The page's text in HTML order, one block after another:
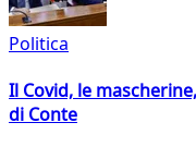
Politica
Il Covid, le
di Conte